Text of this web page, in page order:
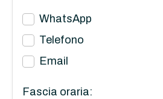
WhatsApp
Telefono
Email
Fascia oraria: